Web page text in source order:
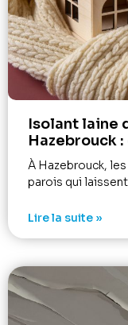
Isolant laine
Hazebrouck
À Hazebrouck,
parois qui
Lire la suite »